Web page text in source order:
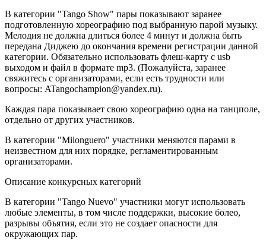
В категории "Tango Show" пары показывают заранее
подготовленную хореографию под выбранную парой музыку.
Мелодия не должна длиться более 4 минут и должна быть
передана Диджею до окончания времени регистрации данной
категории. Обязательно использовать флеш-карту с usb
выходом и файл в формате mp3. (Пожалуйста, заранее
свяжитесь с организаторами, если есть трудности или
вопросы: ATangochampion@yandex.ru).
Каждая пара показывает свою хореографию одна на танцполе,
отдельно от других участников.
В категории "Milonguero" участники меняются парами в
неизвестном для них порядке, регламентированным
организаторами.
Описание конкурсных категорий
В категории "Tango Nuevo" участники могут использовать
любые элементы, в том числе поддержки, высокие болео,
разрывы объятия, если это не создает опасности для
окружающих пар.